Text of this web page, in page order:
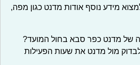
מידע נוסף אודות מדנט כגון מפה,
של מדנט כפר סבא בחול המועד?
מול מדנט את שעות הפעילות